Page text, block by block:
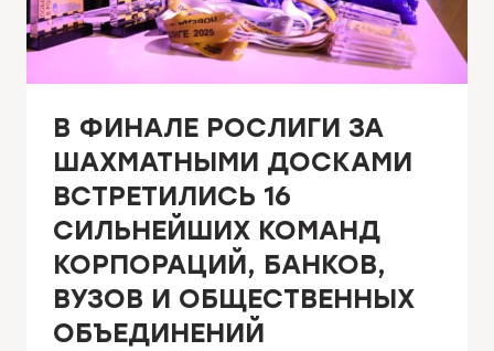
В ФИНАЛЕ РОСЛИГИ ЗА
ШАХМАТНЫМИ ДОСКАМИ
ВСТРЕТИЛИСЬ 16
СИЛЬНЕЙШИХ КОМАНД
КОРПОРАЦИЙ, БАНКОВ,
ВУЗОВ И ОБЩЕСТВЕННЫХ
ОБЪЕДИНЕНИЙ